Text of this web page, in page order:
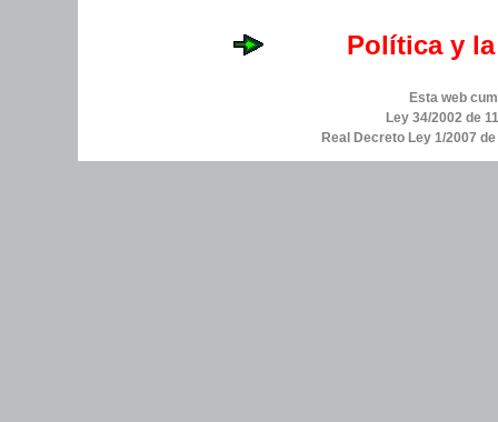
Política y
Esta web
Ley 34/2002 de
Real Decreto Ley 1/2007